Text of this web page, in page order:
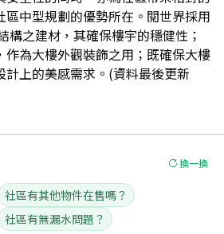
區中型規劃的優勢所在。閱世界採用
構之建材，其確保樓宇的穩健性；
作為大樓外觀裝飾之用；既確保大樓
計上的美感需求。(資料最後更新
換一換
社區有其他物件在售嗎？
社區有無漏水問題？